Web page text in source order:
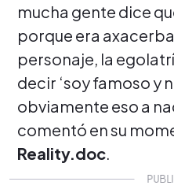
mucha gente dice
porque era
personaje, la
decir ‘soy famoso y
obviamente eso a
comentó en su
Reality.doc.